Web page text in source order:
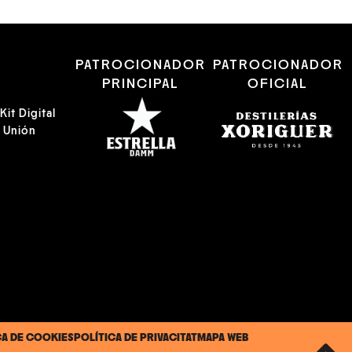
Digital
PATROCIONADOR
PRINCIPAL
PATROCIONADOR
OFICIAL
DE COOKIES POLÍTICA DE PRIVACITAT MAPA WEB